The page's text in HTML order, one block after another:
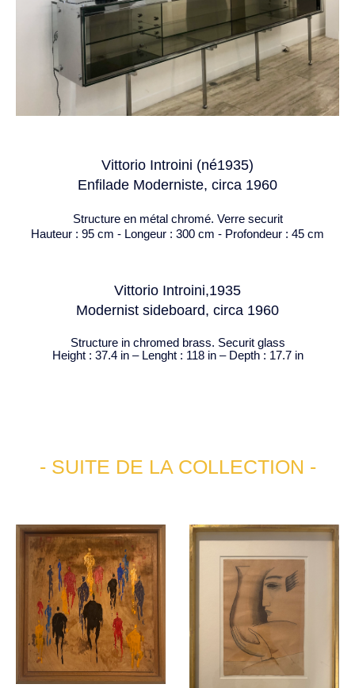
Vittorio Introini (né1935)
Enfilade Moderniste, circa 1960
Structure en métal chromé. Verre securit
Hauteur : 95 cm - Longeur : 300 cm - Profondeur : 45 cm
Vittorio Introini,1935
Modernist sideboard, circa 1960
Structure in chromed brass. Securit glass
Height : 37.4 in – Lenght : 118 in – Depth : 17.7 in
- SUITE DE LA COLLECTION -